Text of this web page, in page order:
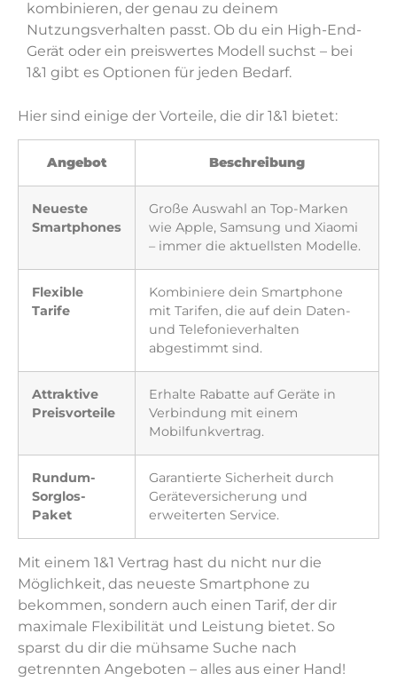
kombinieren, der genau zu deinem
Nutzungsverhalten passt. Ob du ein High-End-
Gerät oder ein preiswertes Modell suchst – bei
1&1 gibt es Optionen für jeden Bedarf.
Hier sind einige der Vorteile, die dir 1&1 bietet:
Angebot Beschreibung
Neueste
Smartphones
Große Auswahl an Top-Marken
wie Apple, Samsung und Xiaomi
– immer die aktuellsten Modelle.
Flexible
Tarife
Kombiniere dein Smartphone
mit Tarifen, die auf dein Daten-
und Telefonieverhalten
abgestimmt sind.
Attraktive
Preisvorteile
Erhalte Rabatte auf Geräte in
Verbindung mit einem
Mobilfunkvertrag.
Rundum-
Sorglos-
Paket
Garantierte Sicherheit durch
Geräteversicherung und
erweiterten Service.
Mit einem 1&1 Vertrag hast du nicht nur die
Möglichkeit, das neueste Smartphone zu
bekommen, sondern auch einen Tarif, der dir
maximale Flexibilität und Leistung bietet. So
sparst du dir die mühsame Suche nach
getrennten Angeboten – alles aus einer Hand!